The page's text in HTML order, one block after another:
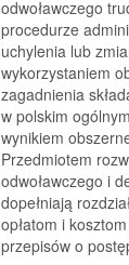
odwoławczego
procedurze
uchylenia lub
wykorzystaniem
zagadnienia
w polskim
wynikiem
Przedmiotem
odwoławczego i
dopełniają
opłatom i
przepisów o